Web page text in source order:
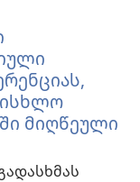
მიღწეული